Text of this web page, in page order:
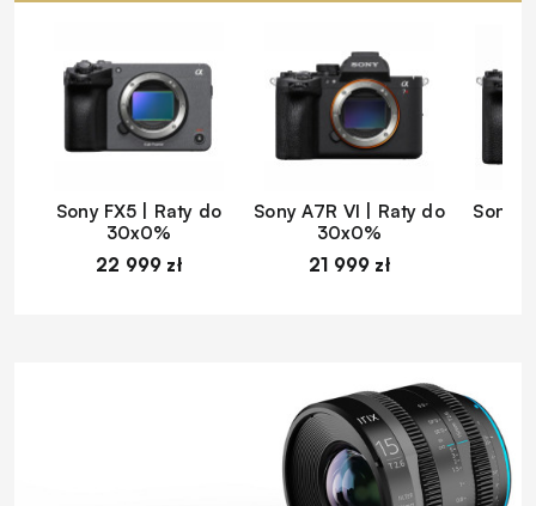
Sony FX5 | Raty do
30x0%
22 999 zł
Sony A7R VI | Raty do
30x0%
21 999 zł
Sony